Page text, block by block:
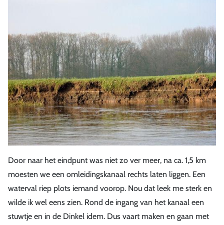
Door naar het eindpunt was niet zo ver meer, na ca. 1,5 km
moesten we een omleidingskanaal rechts laten liggen. Een
waterval riep plots iemand voorop. Nou dat leek me sterk en
wilde ik wel eens zien. Rond de ingang van het kanaal een
stuwtje en in de Dinkel idem. Dus vaart maken en gaan met